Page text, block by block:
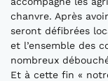
chanvre. Après
seront défibrées
et l’ensemble des
nombreux
Et à cette fin «